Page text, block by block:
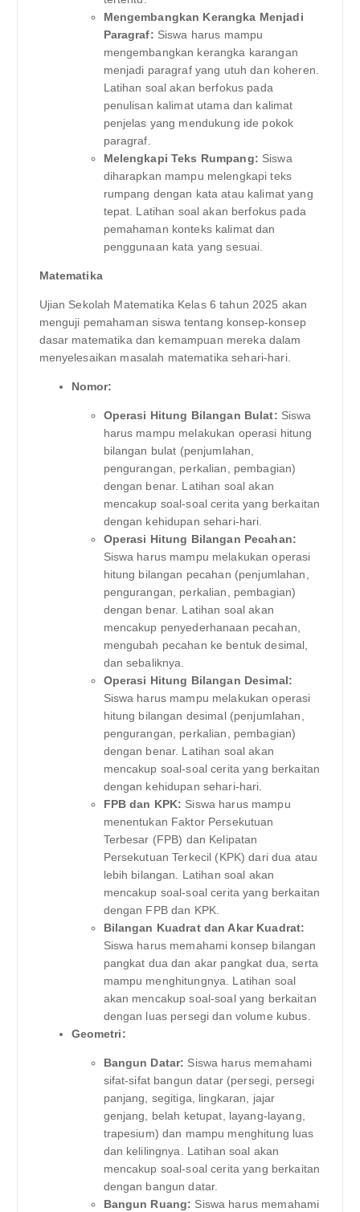
Mengembangkan Kerangka Menjadi
Paragraf: Siswa harus mampu
mengembangkan kerangka karangan
menjadi paragraf yang utuh dan koheren.
Latihan soal akan berfokus pada
penulisan kalimat utama dan kalimat
penjelas yang mendukung ide pokok
paragraf.
Melengkapi Teks Rumpang: Siswa
diharapkan mampu melengkapi teks
rumpang dengan kata atau kalimat yang
tepat. Latihan soal akan berfokus pada
pemahaman konteks kalimat dan
penggunaan kata yang sesuai.
Matematika
Ujian Sekolah Matematika Kelas 6 tahun 2025 akan
menguji pemahaman siswa tentang konsep-konsep
dasar matematika dan kemampuan mereka dalam
menyelesaikan masalah matematika sehari-hari.
Nomor:
Operasi Hitung Bilangan Bulat: Siswa
harus mampu melakukan operasi hitung
bilangan bulat (penjumlahan,
pengurangan, perkalian, pembagian)
dengan benar. Latihan soal akan
mencakup soal-soal cerita yang berkaitan
dengan kehidupan sehari-hari.
Operasi Hitung Bilangan Pecahan:
Siswa harus mampu melakukan operasi
hitung bilangan pecahan (penjumlahan,
pengurangan, perkalian, pembagian)
dengan benar. Latihan soal akan
mencakup penyederhanaan pecahan,
mengubah pecahan ke bentuk desimal,
dan sebaliknya.
Operasi Hitung Bilangan Desimal:
Siswa harus mampu melakukan operasi
hitung bilangan desimal (penjumlahan,
pengurangan, perkalian, pembagian)
dengan benar. Latihan soal akan
mencakup soal-soal cerita yang berkaitan
dengan kehidupan sehari-hari.
FPB dan KPK: Siswa harus mampu
menentukan Faktor Persekutuan
Terbesar (FPB) dan Kelipatan
Persekutuan Terkecil (KPK) dari dua atau
lebih bilangan. Latihan soal akan
mencakup soal-soal cerita yang berkaitan
dengan FPB dan KPK.
Bilangan Kuadrat dan Akar Kuadrat:
Siswa harus memahami konsep bilangan
pangkat dua dan akar pangkat dua, serta
mampu menghitungnya. Latihan soal
akan mencakup soal-soal yang berkaitan
dengan luas persegi dan volume kubus.
Geometri:
Bangun Datar: Siswa harus memahami
sifat-sifat bangun datar (persegi, persegi
panjang, segitiga, lingkaran, jajar
genjang, belah ketupat, layang-layang,
trapesium) dan mampu menghitung luas
dan kelilingnya. Latihan soal akan
mencakup soal-soal cerita yang berkaitan
dengan bangun datar.
Bangun Ruang: Siswa harus memahami